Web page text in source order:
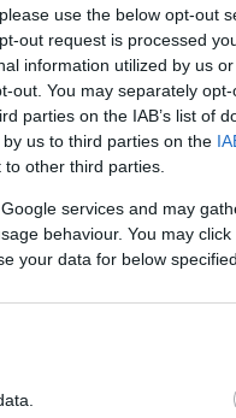
use the below opt-out
out request is processed
information utilized by us
out. You may separately
parties on the IAB’s list of
us to third parties on the
other third parties.
services and may
behaviour. You may
your data for below
Πώς
και η επένδυση στο